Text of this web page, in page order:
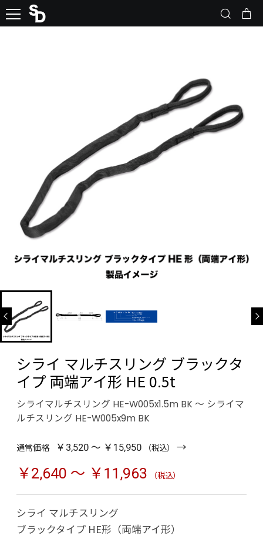
シライ マルチスリング ブラックタ
イプ 両端アイ形 HE 0.5t
シライマルチスリング HE-W005x1.5m BK ～ シライマ
ルチスリング HE-W005x9m BK
通常価格 ￥3,520 ～ ￥15,950 （税込） →
￥2,640 ～ ￥11,963 （税込）
シライ マルチスリング
ブラックタイプ HE形（両端アイ形）